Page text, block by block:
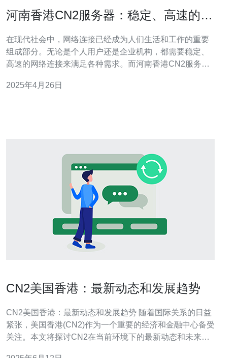
河南香港CN2服务器：稳定、高速的网
在现代社会中，网络连接已经成为人们生活和工作的重要
组成部分。无论是个人用户还是企业机构，都需要稳定、
高速的网络连接来满足各种需求。而河南香港CN2服务器
内地与香港之间的互联网专线服务器。它采用了最新的技
2025年4月26日
CN2美国香港：最新动态和发展趋势
CN2美国香港：最新动态和发展趋势 随着国际关系的日益
紧张，美国香港(CN2)作为一个重要的经济和金融中心备受
关注。本文将探讨CN2在当前环境下的最新动态和未来发